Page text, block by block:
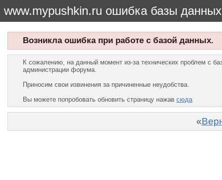
www.mypushkin.ru ошибка базы данных
Возникла ошибка при работе с базой данных.
К сожалению, на данный момент из-за технических проблем с
администрации форума.
Приносим свои извинения за причиненные неудобства.
Вы можете попробовать обновить страницу нажав сюда
«